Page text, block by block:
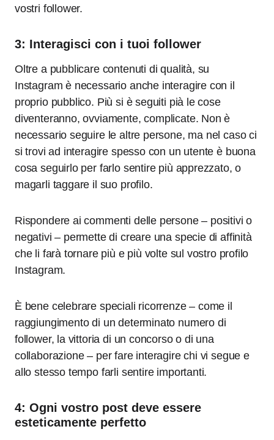
vostri follower.
3: Interagisci con i tuoi follower
Oltre a pubblicare contenuti di qualità, su
Instagram è necessario anche interagire con il
proprio pubblico. Più si è seguiti pià le cose
diventeranno, ovviamente, complicate. Non è
necessario seguire le altre persone, ma nel caso ci
si trovi ad interagire spesso con un utente è buona
cosa seguirlo per farlo sentire più apprezzato, o
magarli taggare il suo profilo.
Rispondere ai commenti delle persone – positivi o
negativi – permette di creare una specie di affinità
che li farà tornare più e più volte sul vostro profilo
Instagram.
È bene celebrare speciali ricorrenze – come il
raggiungimento di un determinato numero di
follower, la vittoria di un concorso o di una
collaborazione – per fare interagire chi vi segue e
allo stesso tempo farli sentire importanti.
4: Ogni vostro post deve essere
esteticamente perfetto